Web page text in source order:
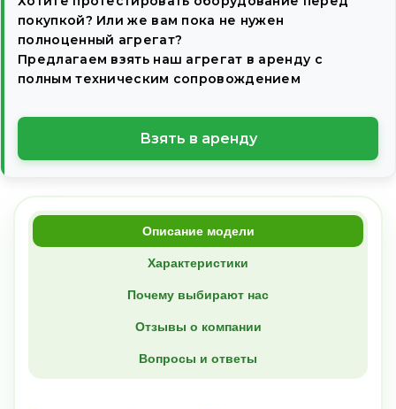
покупкой? Или же вам пока не нужен
полноценный агрегат?
Предлагаем взять наш агрегат в аренду с
полным техническим сопровождением
Взять в аренду
Описание модели
Характеристики
Почему выбирают нас
Отзывы о компании
Вопросы и ответы